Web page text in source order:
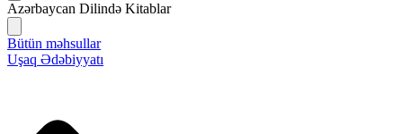
Azərbaycan Dilində Kitablar
Bütün məhsullar
Uşaq Ədəbiyyatı